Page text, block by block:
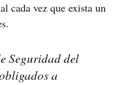
cada vez que exista un
Seguridad del
a